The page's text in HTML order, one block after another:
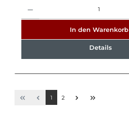
In den Warenkorb
Details
1 2